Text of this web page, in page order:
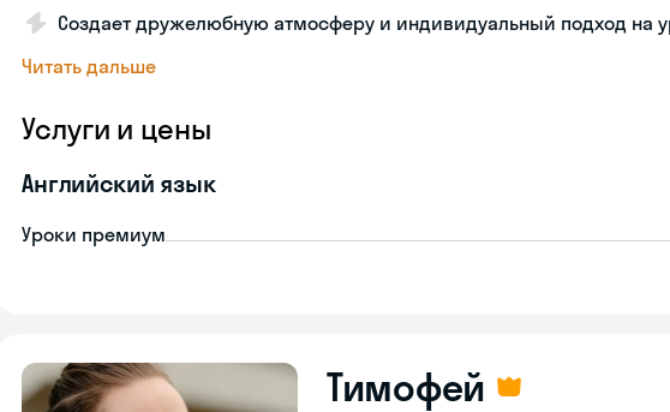
Создает дружелюбную атмосферу и индивидуальный подход на
Читать дальше
Услуги и цены
Английский язык
Уроки премиум
Тимофей